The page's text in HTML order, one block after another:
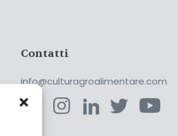
Contatti
info@culturagroalimentare.com